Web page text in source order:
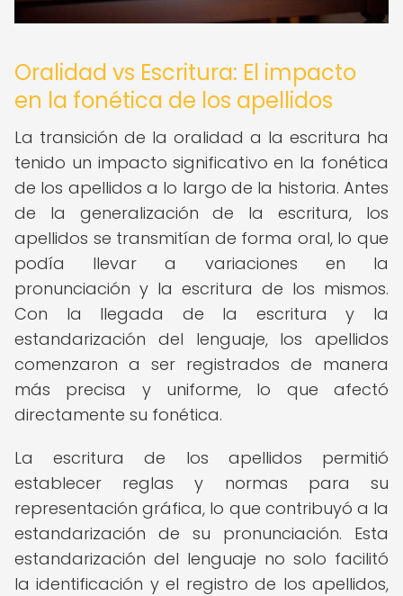
Oralidad vs Escritura: El impacto
en la fonética de los apellidos
La transición de la oralidad a la escritura ha
tenido un impacto significativo en la fonética
de los apellidos a lo largo de la historia. Antes
de la generalización de la escritura, los
apellidos se transmitían de forma oral, lo que
podía llevar a variaciones en la
pronunciación y la escritura de los mismos.
Con la llegada de la escritura y la
estandarización del lenguaje, los apellidos
comenzaron a ser registrados de manera
más precisa y uniforme, lo que afectó
directamente su fonética.
La escritura de los apellidos permitió
establecer reglas y normas para su
representación gráfica, lo que contribuyó a la
estandarización de su pronunciación. Esta
estandarización del lenguaje no solo facilitó
la identificación y el registro de los apellidos,